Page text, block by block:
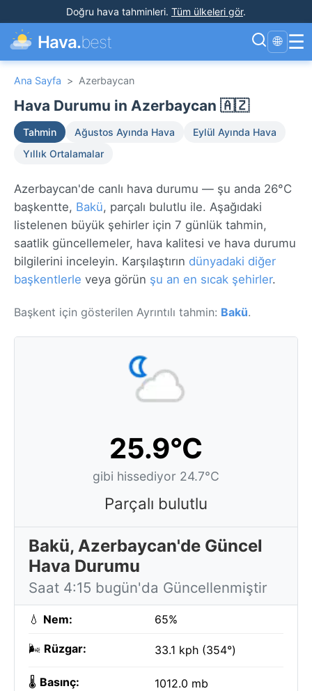
Doğru hava tahminleri. Tüm ülkeleri gör.
Hava.best 🌐 ☰
Ana Sayfa > Azerbaycan
Hava Durumu in Azerbaycan 🇦🇿
Tahmin Ağustos Ayında Hava
Eylül Ayında Hava
Yıllık Ortalamalar
Azerbaycan'de canlı hava durumu — şu anda 26°C
başkentte, Bakü, parçalı bulutlu ile. Aşağıdaki
listelenen büyük şehirler için 7 günlük tahmin,
saatlik güncellemeler, hava kalitesi ve hava durumu
bilgilerini inceleyin. Karşılaştırın dünyadaki diğer
başkentlerle veya görün şu an en sıcak şehirler.
Başkent için gösterilen Ayrıntılı tahmin: Bakü.
25.9°C
gibi hissediyor 24.7°C
Parçalı bulutlu
Bakü, Azerbaycan'de Güncel
Hava Durumu
Saat 4:15 bugün'da Güncellenmiştir
💧 Nem: 65%
🌬️ Rüzgar: 33.1 kph (354°)
🌡️ Basınç: 1012.0 mb